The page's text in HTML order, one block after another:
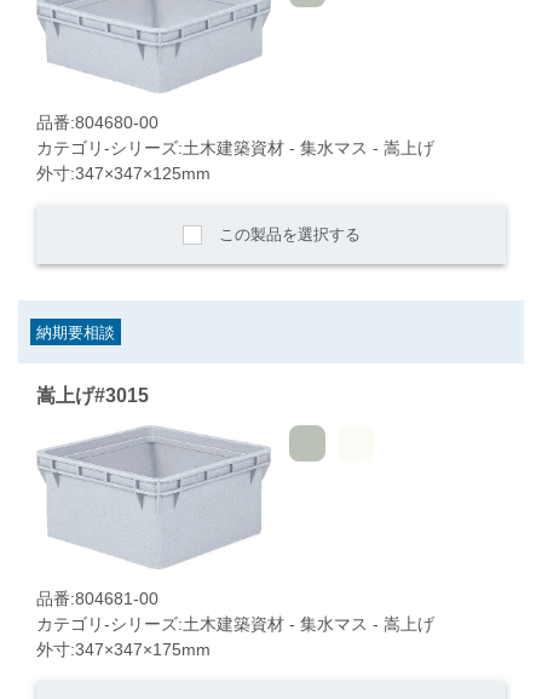
品番:804680-00
カテゴリ-シリーズ:土木建築資材 - 集水マス - 嵩上げ
外寸:347×347×125mm
この製品を選択する
納期要相談
嵩上げ#3015
品番:804681-00
カテゴリ-シリーズ:土木建築資材 - 集水マス - 嵩上げ
外寸:347×347×175mm